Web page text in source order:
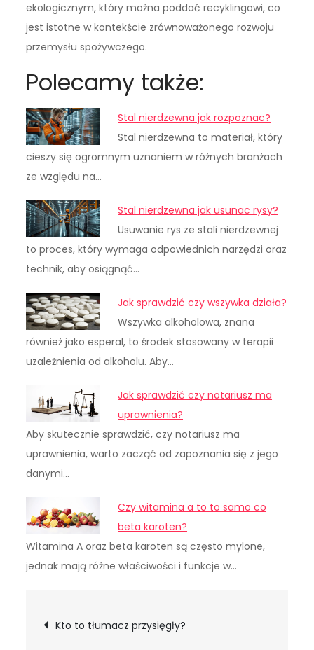
ekologicznym, który można poddać recyklingowi, co
jest istotne w kontekście zrównoważonego rozwoju
przemysłu spożywczego.
Polecamy także:
Stal nierdzewna jak rozpoznac?
Stal nierdzewna to materiał, który
cieszy się ogromnym uznaniem w różnych branżach
ze względu na…
Stal nierdzewna jak usunac rysy?
Usuwanie rys ze stali nierdzewnej
to proces, który wymaga odpowiednich narzędzi oraz
technik, aby osiągnąć…
Jak sprawdzić czy wszywka działa?
Wszywka alkoholowa, znana
również jako esperal, to środek stosowany w terapii
uzależnienia od alkoholu. Aby…
Jak sprawdzić czy notariusz ma
uprawnienia?
Aby skutecznie sprawdzić, czy notariusz ma
uprawnienia, warto zacząć od zapoznania się z jego
danymi…
Czy witamina a to to samo co
beta karoten?
Witamina A oraz beta karoten są często mylone,
jednak mają różne właściwości i funkcje w…
Nawigacja
Kto to tłumacz przysięgły?